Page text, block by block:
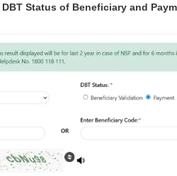
DBT Status of Beneficiary and